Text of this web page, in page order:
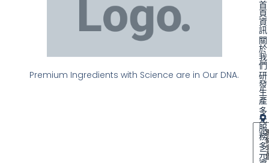
Premium Ingredients with Science are in Our DNA.
首
頁
資
訊
關
於
我
們
研
發
生
產
多
元
服
務
多
元